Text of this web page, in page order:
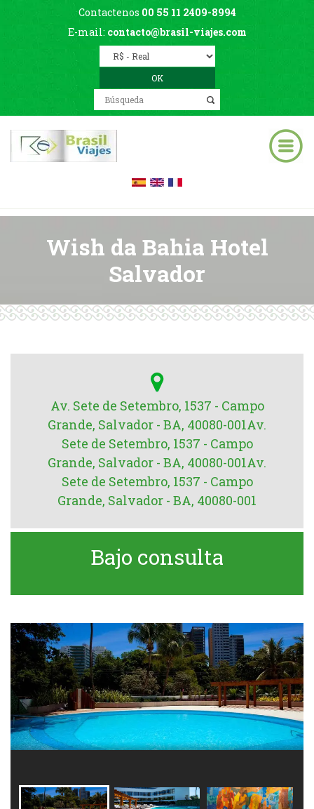
Contactenos 00 55 11 2409-8994
E-mail: contacto@brasil-viajes.com
Wish da Bahia Hotel
Salvador
Av. Sete de Setembro, 1537 - Campo
Grande, Salvador - BA, 40080-001Av.
Sete de Setembro, 1537 - Campo
Grande, Salvador - BA, 40080-001Av.
Sete de Setembro, 1537 - Campo
Grande, Salvador - BA, 40080-001
Bajo consulta